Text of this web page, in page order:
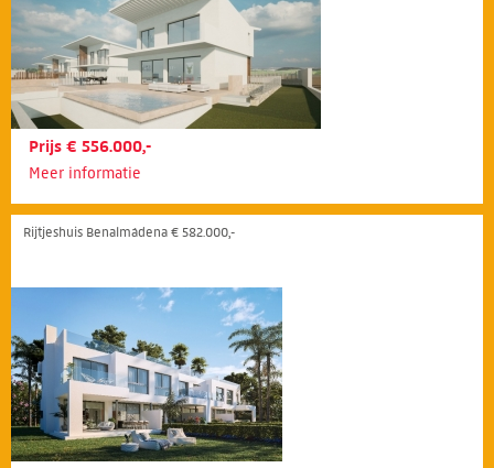
Prijs € 556.000,-
Meer informatie
Rijtjeshuis Benalmádena € 582.000,-